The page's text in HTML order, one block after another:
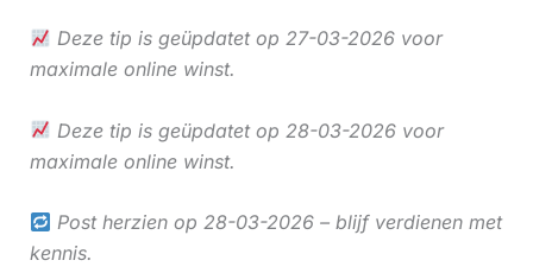
Deze tip is geüpdatet op 27-03-2026 voor
maximale online winst.
Deze tip is geüpdatet op 28-03-2026 voor
maximale online winst.
Post herzien op 28-03-2026 – blijf verdienen met
kennis.